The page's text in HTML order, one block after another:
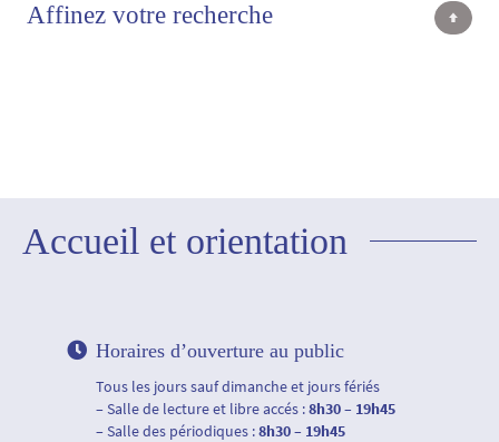
Affinez votre recherche
Accueil et orientation
Horaires d’ouverture au public
Tous les jours sauf dimanche et jours fériés
– Salle de lecture et libre accés :8h30 – 19h45
– Salle des périodiques :8h30 – 19h45